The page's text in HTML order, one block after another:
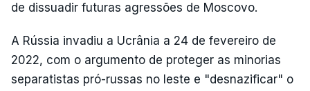
de dissuadir futuras agressões de Moscovo.
A Rússia invadiu a Ucrânia a 24 de fevereiro de
2022, com o argumento de proteger as minorias
separatistas pró-russas no leste e "desnazificar" o